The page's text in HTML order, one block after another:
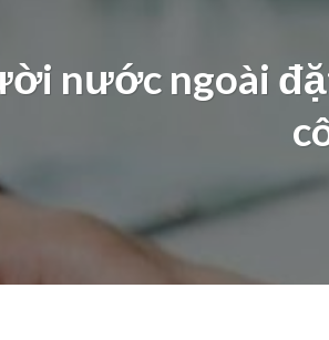
nước ngoài